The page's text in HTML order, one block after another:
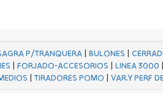
P/TRANQUERA| BULONES |
|FORJADO-ACCESORIOS |LINEA 3000
| TIRADORES POMO | VAR.Y PERF